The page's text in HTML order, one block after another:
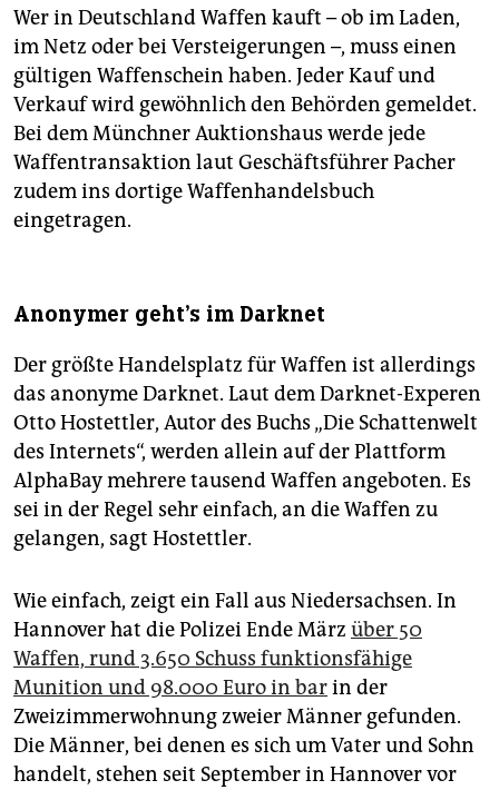
Wer in Deutschland Waffen kauft – ob im Laden,
im Netz oder bei Versteigerungen –, muss einen
gültigen Waffenschein haben. Jeder Kauf und
Verkauf wird gewöhnlich den Behörden gemeldet.
Bei dem Münchner Auktionshaus werde jede
Waffentransaktion laut Geschäftsführer Pacher
zudem ins dortige Waffenhandelsbuch
eingetragen.
Anonymer geht's im Darknet
Der größte Handelsplatz für Waffen ist allerdings
das anonyme Darknet. Laut dem Darknet-Experen
Otto Hostettler, Autor des Buchs „Die Schattenwelt
des Internets“, werden allein auf der Plattform
AlphaBay mehrere tausend Waffen angeboten. Es
sei in der Regel sehr einfach, an die Waffen zu
gelangen, sagt Hostettler.
Wie einfach, zeigt ein Fall aus Niedersachsen. In
Hannover hat die Polizei Ende März über 50
Waffen, rund 3.650 Schuss funktionsfähige
Munition und 98.000 Euro in barin der
Zweizimmerwohnung zweier Männer gefunden.
Die Männer, bei denen es sich um Vater und Sohn
handelt, stehen seit September in Hannover vor